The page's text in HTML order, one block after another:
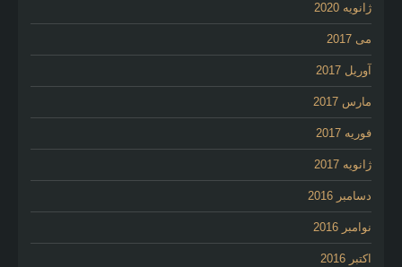
ژانویه 2020
می 2017
آوریل 2017
مارس 2017
فوریه 2017
ژانویه 2017
دسامبر 2016
نوامبر 2016
اکتبر 2016